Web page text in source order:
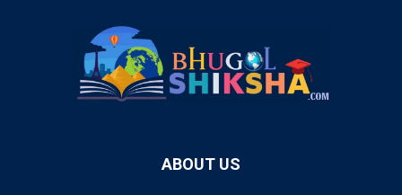
ABOUT US